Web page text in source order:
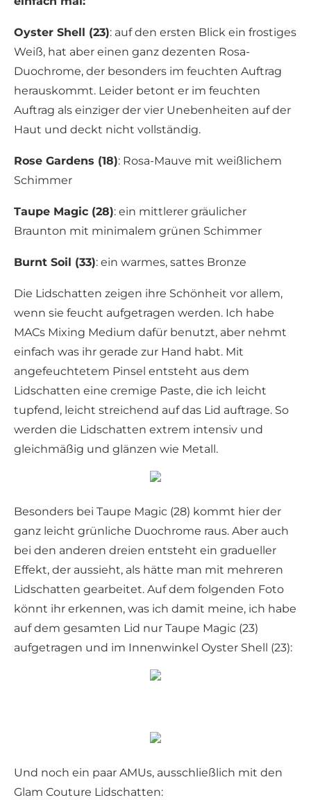
Oyster Shell (23): auf den ersten Blick ein frostiges
Weiß, hat aber einen ganz dezenten Rosa-
Duochrome, der besonders im feuchten Auftrag
herauskommt. Leider betont er im feuchten
Auftrag als einziger der vier Unebenheiten auf der
Haut und deckt nicht vollständig.
Rose Gardens (18): Rosa-Mauve mit weißlichem
Schimmer
Taupe Magic (28): ein mittlerer gräulicher
Braunton mit minimalem grünen Schimmer
Burnt Soil (33): ein warmes, sattes Bronze
Die Lidschatten zeigen ihre Schönheit vor allem,
wenn sie feucht aufgetragen werden. Ich habe
MACs Mixing Medium dafür benutzt, aber nehmt
einfach was ihr gerade zur Hand habt. Mit
angefeuchtetem Pinsel entsteht aus dem
Lidschatten eine cremige Paste, die ich leicht
tupfend, leicht streichend auf das Lid auftrage. So
werden die Lidschatten extrem intensiv und
gleichmäßig und glänzen wie Metall.
Besonders bei Taupe Magic (28) kommt hier der
ganz leicht grünliche Duochrome raus. Aber auch
bei den anderen dreien entsteht ein gradueller
Effekt, der aussieht, als hätte man mit mehreren
Lidschatten gearbeitet. Auf dem folgenden Foto
könnt ihr erkennen, was ich damit meine, ich habe
auf dem gesamten Lid nur Taupe Magic (23)
aufgetragen und im Innenwinkel Oyster Shell (23):
Und noch ein paar AMUs, ausschließlich mit den
Glam Couture Lidschatten: